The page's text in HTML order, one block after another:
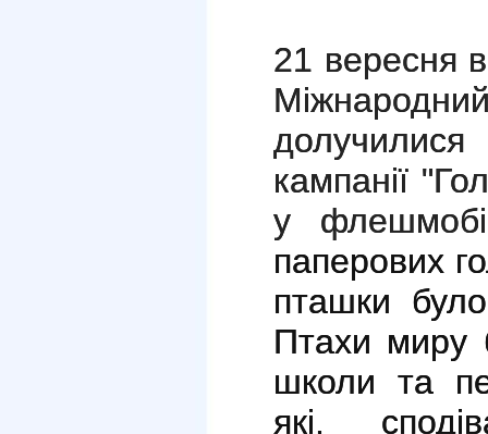
21 вересня в
кампанії
у
паперових
пташки
Птахи миру
школи та
які,